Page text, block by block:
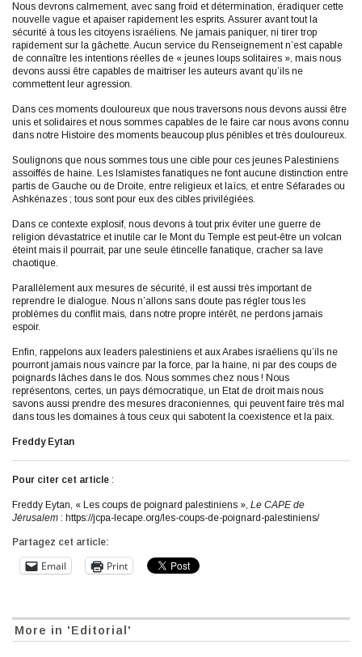
Nous devrons calmement, avec sang froid et détermination, éradiquer cette
nouvelle vague et apaiser rapidement les esprits. Assurer avant tout la
sécurité à tous les citoyens israéliens. Ne jamais paniquer, ni tirer trop
rapidement sur la gâchette. Aucun service du Renseignement n’est capable
de connaître les intentions réelles de « jeunes loups solitaires », mais nous
devons aussi être capables de maitriser les auteurs avant qu’ils ne
commettent leur agression.
Dans ces moments douloureux que nous traversons nous devons aussi être
unis et solidaires et nous sommes capables de le faire car nous avons connu
dans notre Histoire des moments beaucoup plus pénibles et très douloureux.
Soulignons que nous sommes tous une cible pour ces jeunes Palestiniens
assoiffés de haine. Les Islamistes fanatiques ne font aucune distinction entre
partis de Gauche ou de Droite, entre religieux et laïcs, et entre Séfarades ou
Ashkénazes ; tous sont pour eux des cibles privilégiées.
Dans ce contexte explosif, nous devons à tout prix éviter une guerre de
religion dévastatrice et inutile car le Mont du Temple est peut-être un volcan
éteint mais il pourrait, par une seule étincelle fanatique, cracher sa lave
chaotique.
Parallèlement aux mesures de sécurité, il est aussi très important de
reprendre le dialogue. Nous n’allons sans doute pas régler tous les
problèmes du conflit mais, dans notre propre intérêt, ne perdons jamais
espoir.
Enfin, rappelons aux leaders palestiniens et aux Arabes israéliens qu’ils ne
pourront jamais nous vaincre par la force, par la haine, ni par des coups de
poignards lâches dans le dos. Nous sommes chez nous ! Nous
représentons, certes, un pays démocratique, un Etat de droit mais nous
savons aussi prendre des mesures draconiennes, qui peuvent faire très mal
dans tous les domaines à tous ceux qui sabotent la coexistence et la paix.
Freddy Eytan
Pour citer cet article :
Freddy Eytan, « Les coups de poignard palestiniens », Le CAPE de
Jérusalem : https://jcpa-lecape.org/les-coups-de-poignard-palestiniens/
Partagez cet article:
Email Print
More in 'Editorial'